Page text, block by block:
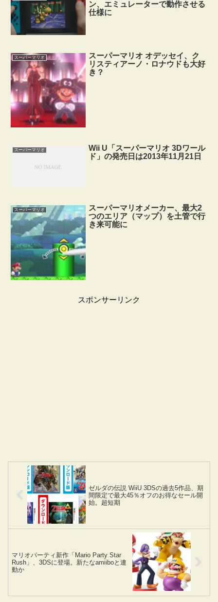
ン、エミュレーターで動作させる
仕様に
スーパーマリオ
スーパーマリオ オデッセイ、ク
リスティアーノ・ロナウドも大好
き？
スーパーマリオ
Wii U「スーパーマリオ 3Dワール
ド」の発売日は2013年11月21日
スーパーマリオ
スーパーマリオメーカー、最大2
つのエリア（マップ）を土管で行
き来可能に
スポンサーリンク
ゼルダの伝説 WiiU 3DSの過去5作品、期
間限定で最大45％オフのお得なセール開
始。超短期
マリオパーティ新作「Mario Party Star
Rush」、3DSに登場。新たなamiiboと連
動か